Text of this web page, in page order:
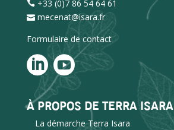
+33 (0)7 86 54 64 61
mecenat@isara.fr
Formulaire de contact
À PROPOS DE TERRA ISARA
La démarche Terra Isara